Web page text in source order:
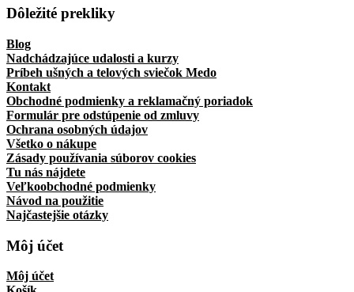
Dôležité prekliky
Blog
Nadchádzajúce udalosti a kurzy
Príbeh ušných a telových sviečok Medo
Kontakt
Obchodné podmienky a reklamačný poriadok
Formulár pre odstúpenie od zmluvy
Ochrana osobných údajov
Všetko o nákupe
Zásady používania súborov cookies
Tu nás nájdete
Veľkoobchodné podmienky
Návod na použitie
Najčastejšie otázky
Môj účet
Môj účet